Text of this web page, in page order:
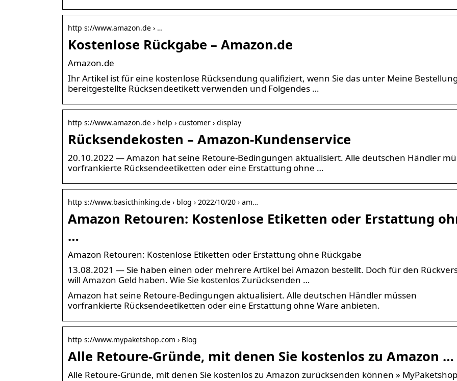
http s://www.amazon.de › …
Kostenlose Rückgabe – Amazon.de
Amazon.de
Ihr Artikel ist für eine kostenlose Rücksendung qualifiziert, wenn Sie das unter Meine
bereitgestellte Rücksendeetikett verwenden und Folgendes …
http s://www.amazon.de › help › customer › display
Rücksendekosten – Amazon-Kundenservice
20.10.2022 — Amazon hat seine Retoure-Bedingungen aktualisiert. Alle deutschen Händler
vorfrankierte Rücksendeetiketten oder eine Erstattung ohne …
http s://www.basicthinking.de › blog › 2022/10/20 › am…
Amazon Retouren: Kostenlose Etiketten oder Erstattung
…
Amazon Retouren: Kostenlose Etiketten oder Erstattung ohne Rückgabe
13.08.2021 — Sie haben einen oder mehrere Artikel bei Amazon bestellt. Doch für den
will Amazon Geld haben. Wie Sie kostenlos Zurücksenden …
Amazon hat seine Retoure-Bedingungen aktualisiert. Alle deutschen Händler müssen
vorfrankierte Rücksendeetiketten oder eine Erstattung ohne Ware anbieten.
http s://www.mypaketshop.com › Blog
Alle Retoure-Gründe, mit denen Sie kostenlos zu Amazon …
Alle Retoure-Gründe, mit denen Sie kostenlos zu Amazon zurücksenden können » MyPaketshop